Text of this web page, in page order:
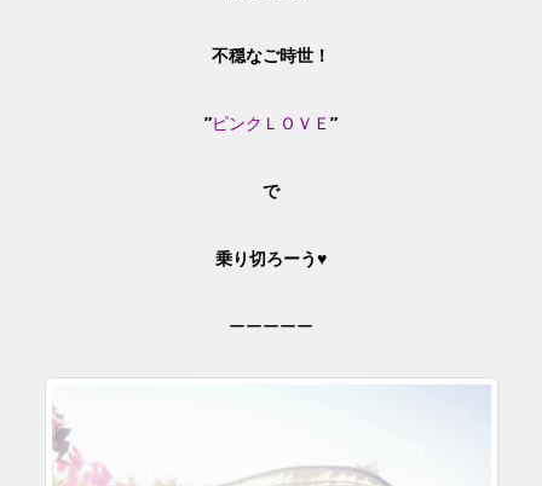
不穏なご時世！
”ピンク ＬＯＶＥ”
で
乗り切ろーう♥
ーーーーー